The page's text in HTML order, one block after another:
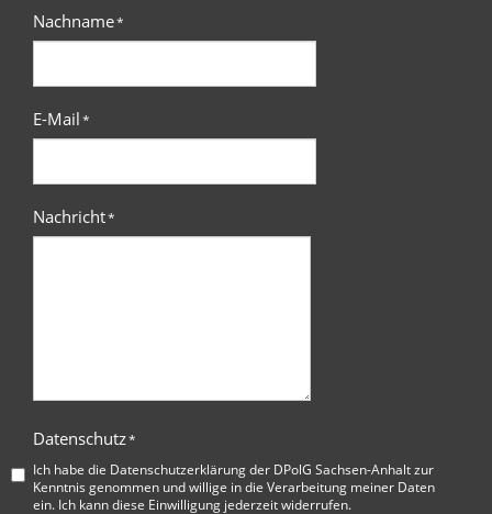
Nachname*
E-Mail*
Nachricht*
Datenschutz*
Ich habe die Datenschutzerklärung der DPolG Sachsen-Anhaltzur
Kenntnis genommen und willige in die Verarbeitung meiner Daten
ein. Ich kann diese Einwilligung jederzeit widerrufen.